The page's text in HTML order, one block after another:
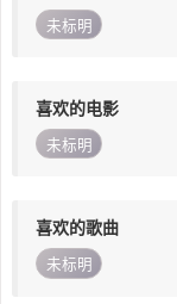
未标明
喜欢的电影
未标明
喜欢的歌曲
未标明